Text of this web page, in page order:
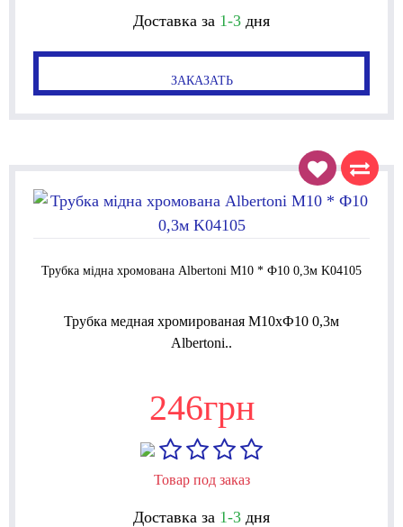
Доставка за 1-3 дня
ЗАКАЗАТЬ
Трубка мідна хромована Albertoni М10 * Ф10 0,3м K04105
Трубка медная хромированая М10xФ10 0,3м
Albertoni..
246грн
Товар под заказ
Доставка за 1-3 дня